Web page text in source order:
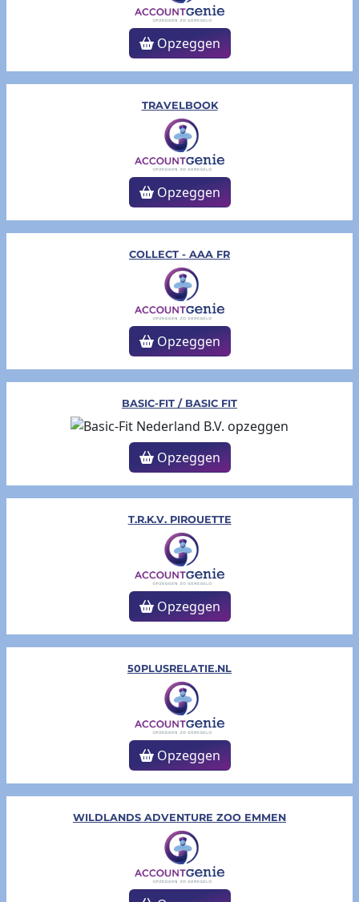
Opzeggen
TRAVELBOOK
Opzeggen
COLLECT - AAA FR
Opzeggen
BASIC-FIT / BASIC FIT
Opzeggen
T.R.K.V. PIROUETTE
Opzeggen
50PLUSRELATIE.NL
Opzeggen
WILDLANDS ADVENTURE ZOO EMMEN